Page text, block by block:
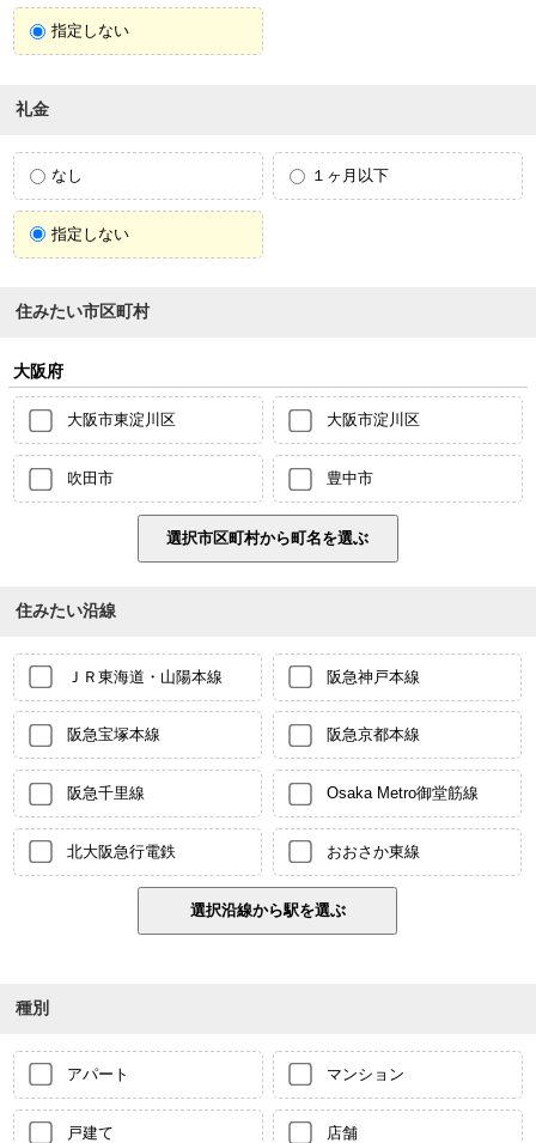
指定しない
礼金
なし １ヶ月以下
指定しない
住みたい市区町村
大阪府
大阪市東淀川区 大阪市淀川区
吹田市 豊中市
住みたい沿線
ＪＲ東海道・山陽本線 阪急神戸本線
阪急宝塚本線 阪急京都本線
阪急千里線 Osaka Metro御堂筋線
北大阪急行電鉄 おおさか東線
種別
アパート マンション
戸建て 店舗